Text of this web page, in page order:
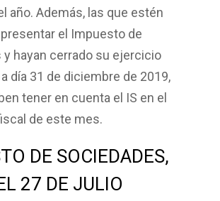
año. Además, las que estén
el Impuesto de
y hayan cerrado su ejercicio
día 31 de diciembre de 2019,
tener en cuenta el IS en el
de este mes.
DE SOCIEDADES,
27 DE JULIO